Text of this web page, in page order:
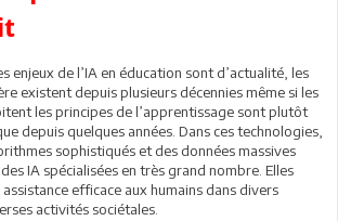
enjeux de l’IA en éducation sont d’actualité, les
existent depuis plusieurs décennies même si les
les principes de l’apprentissage sont plutôt
depuis quelques années. Dans ces technologies,
sophistiqués et des données massives
IA spécialisées en très grand nombre. Elles
efficace aux humains dans divers
activités sociétales.